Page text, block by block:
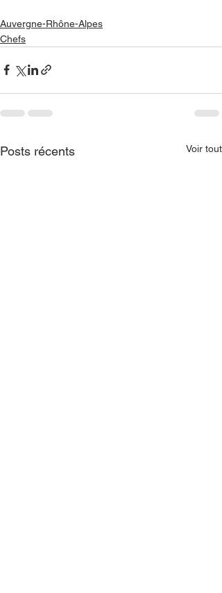
Auvergne-Rhône-Alpes
Chefs
Posts récents Voir tout